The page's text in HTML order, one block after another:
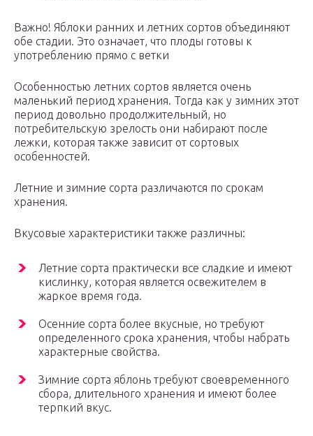
Важно! Яблоки ранних и летних сортов объединяют
обе стадии. Это означает, что плоды готовы к
употреблению прямо с ветки
Особенностью летних сортов является очень
маленький период хранения. Тогда как у зимних этот
период довольно продолжительный, но
потребительскую зрелость они набирают после
лежки, которая также зависит от сортовых
особенностей.
Летние и зимние сорта различаются по срокам
хранения.
Вкусовые характеристики также различны:
Летние сорта практически все сладкие и имеют
кислинку, которая является освежителем в
жаркое время года.
Осенние сорта более вкусные, но требуют
определенного срока хранения, чтобы набрать
характерные свойства.
Зимние сорта яблонь требуют своевременного
сбора, длительного хранения и имеют более
терпкий вкус.